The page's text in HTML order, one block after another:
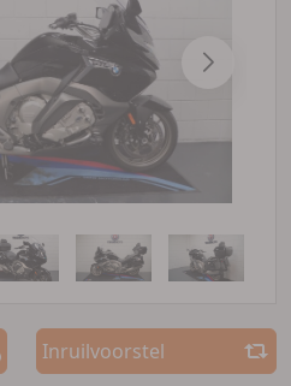
Inruilvoorstel